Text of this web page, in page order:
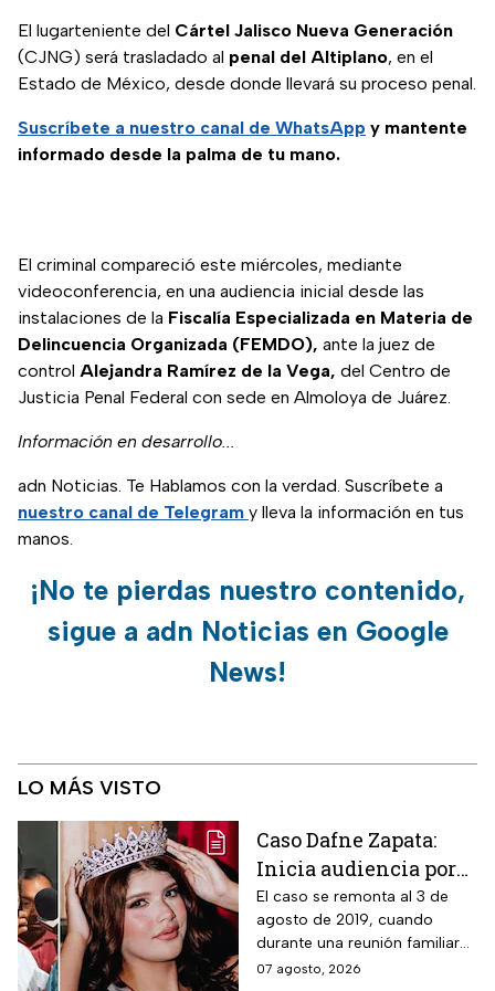
El lugarteniente del Cártel Jalisco Nueva Generación
(CJNG) será trasladado al penal del Altiplano, en el
Estado de México, desde donde llevará su proceso penal.
Suscríbete a nuestro canal de WhatsApp y mantente
informado desde la palma de tu mano.
El criminal compareció este miércoles, mediante
videoconferencia, en una audiencia inicial desde las
instalaciones de la Fiscalía Especializada en Materia de
Delincuencia Organizada (FEMDO), ante la juez de
control Alejandra Ramírez de la Vega, del Centro de
Justicia Penal Federal con sede en Almoloya de Juárez.
Información en desarrollo...
adn Noticias. Te Hablamos con la verdad. Suscríbete a
nuestro canal de Telegram y lleva la información en tus
manos.
¡No te pierdas nuestro contenido,
sigue a adn Noticias en Google
News!
LO MÁS VISTO
Caso Dafne Zapata:
Inicia audiencia por
abuso sexual
cometido por su padre
El caso se remonta al 3 de
agosto de 2019, cuando
durante una reunión familiar
celebrada en la casa de la
07 agosto, 2026